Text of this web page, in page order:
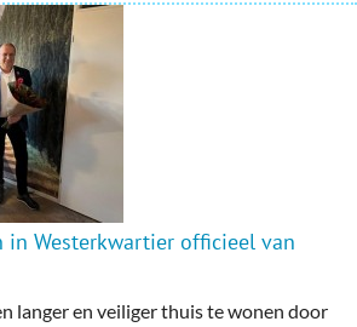
in Westerkwartier officieel van
langer en veiliger thuis te wonen door